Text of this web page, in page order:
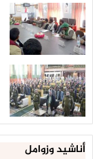
أناشيد وزوامل